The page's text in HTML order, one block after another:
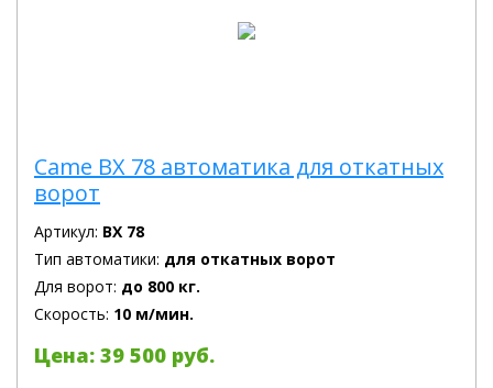
Came BX 78 автоматика для откатных
ворот
Артикул: BX 78
Тип автоматики: для откатных ворот
Для ворот: до 800 кг.
Скорость: 10 м/мин.
Цена: 39 500 руб.